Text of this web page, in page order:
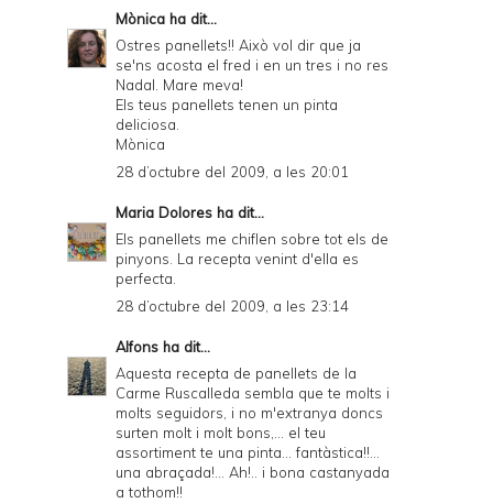
Mònica ha dit...
Ostres panellets!! Això vol dir que ja
se'ns acosta el fred i en un tres i no res
Nadal. Mare meva!
Els teus panellets tenen un pinta
deliciosa.
Mònica
28 d’octubre del 2009, a les 20:01
Maria Dolores ha dit...
Els panellets me chiflen sobre tot els de
pinyons. La recepta venint d'ella es
perfecta.
28 d’octubre del 2009, a les 23:14
Alfons ha dit...
Aquesta recepta de panellets de la
Carme Ruscalleda sembla que te molts i
molts seguidors, i no m'extranya doncs
surten molt i molt bons,... el teu
assortiment te una pinta... fantàstica!!...
una abraçada!... Ah!.. i bona castanyada
a tothom!!